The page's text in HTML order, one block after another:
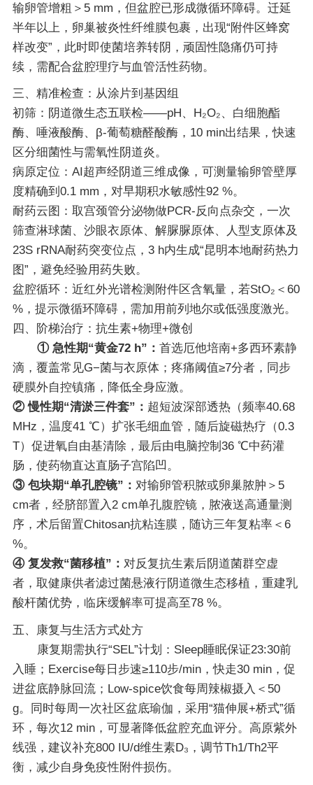
输卵管增粗＞5 mm，但盆腔已形成微循环障碍。迁延
半年以上，卵巢被炎性纤维膜包裹，出现“附件区蜂窝
样改变” ，此时即使菌培养转阴，顽固性隐痛仍可持
续，需配合盆腔理疗与血管活性药物。
三、精准检查：从涂片到基因组
初筛：阴道微生态五联检——pH、H₂O₂、白细胞酯
酶、唾液酸酶、β-葡萄糖醛酸酶，10 min出结果，快速
区分细菌性与需氧性阴道炎。
病原定位：AI超声经阴道三维成像，可测量输卵管壁厚
度精确到0.1 mm，对早期积水敏感性92 %。
耐药云图：取宫颈管分泌物做PCR-反向点杂交，一次
筛查淋球菌、沙眼衣原体、解脲脲原体、人型支原体及
23S rRNA耐药突变位点，3 h内生成“昆明本地耐药热力
图”，避免经验用药失败。
盆腔循环：近红外光谱检测附件区含氧量，若StO₂＜60
%，提示微循环障碍，需加用前列地尔或低强度激光。
四、阶梯治疗：抗生素+物理+微创
① 急性期“黄金72 h”： 首选厄他培南+多西环素静
滴，覆盖常见G−菌与衣原体；疼痛阈值≥7分者，同步
硬膜外自控镇痛，降低全身应激。
② 慢性期“清淤三件套”： 超短波深部透热（频率40.68
MHz，温度41 ℃）扩张毛细血管，随后旋磁热疗（0.3
T）促进氧自由基清除，最后由电脑控制36 ℃中药灌
肠，使药物直达直肠子宫陷凹。
③ 包块期“单孔腔镜”： 对输卵管积脓或卵巢脓肿＞5
cm者，经脐部置入2 cm单孔腹腔镜，脓液送高通量测
序，术后留置Chitosan抗粘连膜，随访三年复粘率＜6
%。
④ 复发救“菌移植”： 对反复抗生素后阴道菌群空虚
者，取健康供者滤过菌悬液行阴道微生态移植，重建乳
酸杆菌优势，临床缓解率可提高至78 %。
五、康复与生活方式处方
康复期需执行“SEL”计划：Sleep睡眠保证23:30前
入睡；Exercise每日步速≥110步/min，快走30 min，促
进盆底静脉回流；Low-spice饮食每周辣椒摄入＜50
g。同时每周一次社区盆底瑜伽，采用“猫伸展+桥式”循
环，每次12 min，可显著降低盆腔充血评分。高原紫外
线强，建议补充800 IU/d维生素D₃，调节Th1/Th2平
衡，减少自身免疫性附件损伤。